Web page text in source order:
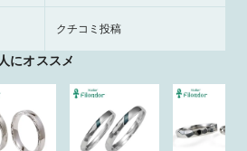
クチコミ投稿
にオススメ